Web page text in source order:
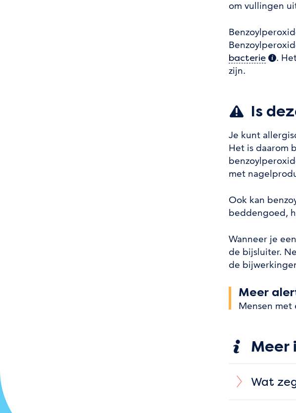
om vullingen
bacterie (extra
.
zijn.
Is
Je kunt
Het is daarom
met
Ook kan
beddengoed,
Wanneer je
de bijsluiter.
de
Meer
Mensen met
Meer
Wat